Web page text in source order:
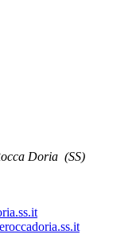
Doria (SS)